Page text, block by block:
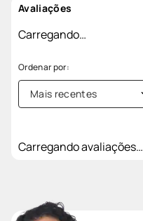
Avaliações
Carregando…
Mais recentes
Carregando avaliações…